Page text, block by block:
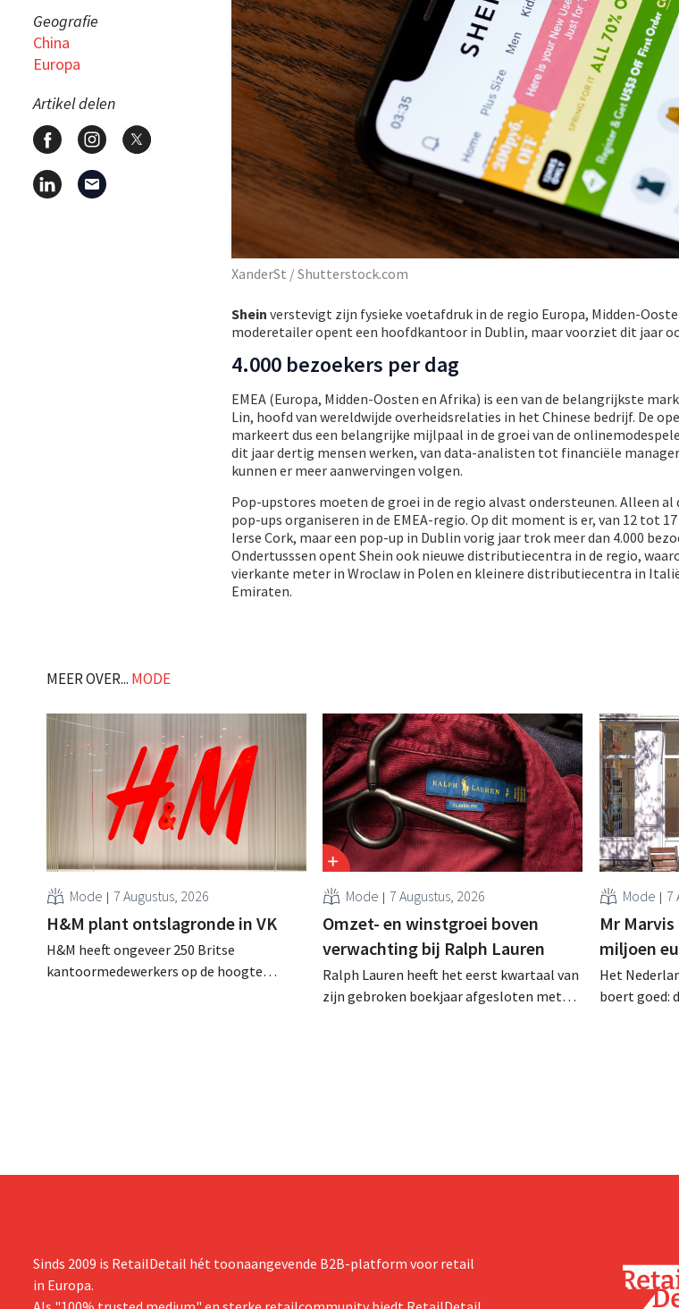
Geografie
China
Europa
Artikel delen
XanderSt / Shutterstock.com
Shein verstevigt zijn fysieke voetafdruk in de regio Europa, Midden-
moderetailer opent een hoofdkantoor in Dublin, maar voorziet dit jaar
4.000 bezoekers per dag
EMEA (Europa, Midden-Oosten en Afrika) is een van de belangrijkste
Lin, hoofd van wereldwijde overheidsrelaties in het Chinese bedrijf. De
markeert dus een belangrijke mijlpaal in de groei van de
dit jaar dertig mensen werken, van data-analisten tot financiële
kunnen er meer aanwervingen volgen.
Pop-upstores moeten de groei in de regio alvast ondersteunen. Alleen al
pop-ups organiseren in de EMEA-regio. Op dit moment is er, van 12 tot
Ierse Cork, maar een pop-up in Dublin vorig jaar trok meer dan 4.000
Ondertusssen opent Shein ook nieuwe distributiecentra in de regio,
vierkante meter in Wroclaw in Polen en kleinere distributiecentra in Italië
Emiraten.
MEER OVER... MODE
Mode 7 Augustus, 2026
H&M plant ontslagronde in VK
H&M heeft ongeveer 250 Britse
kantoormedewerkers op de hoogte
Mode 7 Augustus, 2026
Omzet- en winstgroei boven
verwachting bij Ralph Lauren
Ralph Lauren heeft het eerst kwartaal van
zijn gebroken boekjaar afgesloten met
Mode 7
Mr
miljoen
Het
boert goed:
Sinds 2009 is RetailDetail hét toonaangevende B2B-platform voor retail
in Europa.